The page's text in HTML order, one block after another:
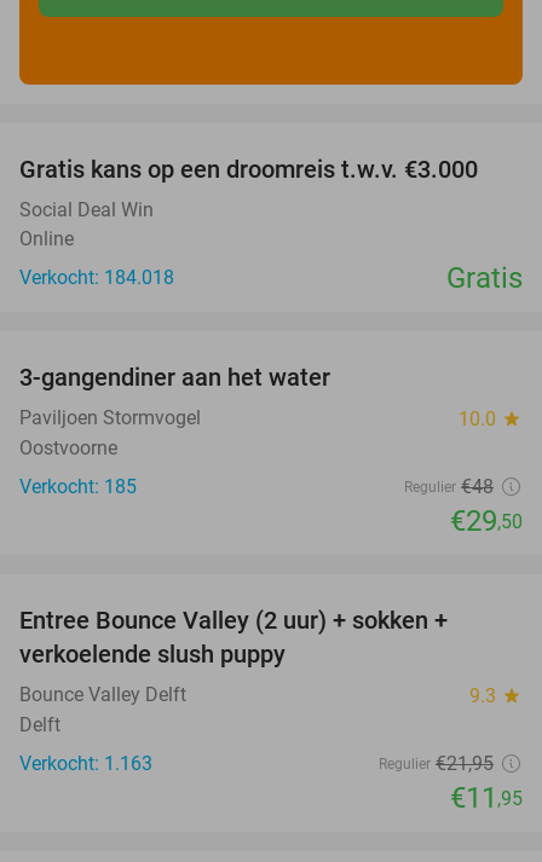
Gratis kans op een droomreis t.w.v. €3.000
Social Deal Win
Online
Verkocht: 184.018
Gratis
3-gangendiner aan het water
Paviljoen Stormvogel 10.0 star
Oostvoorne
Verkocht: 185
Regulier €48
€29,50
Entree Bounce Valley (2 uur) + sokken +
verkoelende slush puppy
Bounce Valley Delft 9.3 star
Delft
Verkocht: 1.163
Regulier €21,95
€11 ,95